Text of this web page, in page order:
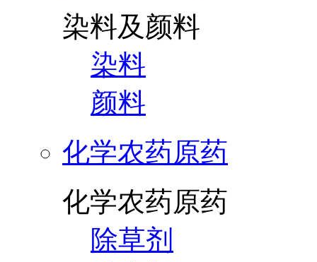
染料及颜料
染料
颜料
化学农药原药
化学农药原药
除草剂